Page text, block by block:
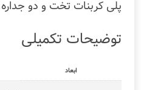
پلی کربنات تخت و دو
توضیحات تکمیلی
ابعاد